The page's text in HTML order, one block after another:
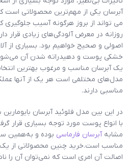
آبرسان یکی از مهم‌ترین محصولاتی است
می تواند از بروز هرگونه آسیب جلوگیری
روزانه در معرض آلودگی‌‌های زیادی قرار
اصولی و صحیح خواهیم بود. بسیاری از
خشکی پوست و دهیدراته شدن آن
یک آبرسان مناسب و مرغوب‌ بهترین
مدل‌های مختلفی است هر یک از آنها
مناسبی دارند.
در این بین مدل فلوئید آبرسان
با انواع پوست مورد توجه بسیاری قرار
مشابهآبرسان فارماسی بوده و به‌همین
مناسب است.خرید چنین محصولاتی از یک
اصالت آن امری است که نمی‌توان آن را